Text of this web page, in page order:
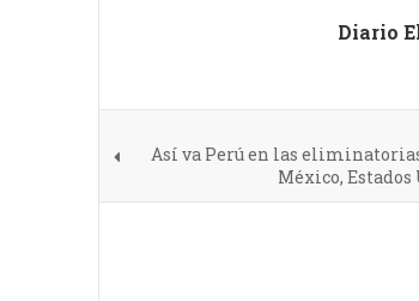
Diario
Así va Perú en las
México, Estados